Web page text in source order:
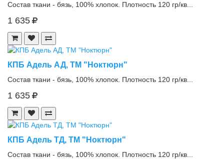
Состав ткани - бязь, 100% хлопок. Плотность 120 гр/кв...
1 635
КПБ Адель АД, ТМ "Ноктюрн"
Состав ткани - бязь, 100% хлопок. Плотность 120 гр/кв...
1 635
КПБ Адель ТД, ТМ "Ноктюрн"
Состав ткани - бязь, 100% хлопок. Плотность 120 гр/кв...